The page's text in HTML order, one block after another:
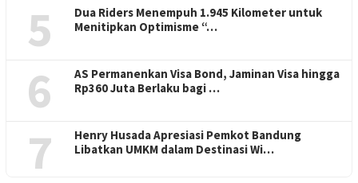
5
Dua Riders Menempuh 1.945 Kilometer untuk
Menitipkan Optimisme “…
6
AS Permanenkan Visa Bond, Jaminan Visa hingga
Rp360 Juta Berlaku bagi …
7
Henry Husada Apresiasi Pemkot Bandung
Libatkan UMKM dalam Destinasi Wi…